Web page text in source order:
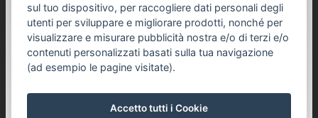
sul tuo dispositivo, per raccogliere dati personali degli
utenti per sviluppare e migliorare prodotti, nonché per
visualizzare e misurare pubblicità nostra e/o di terzi e/o
contenuti personalizzati basati sulla tua navigazione
(ad esempio le pagine visitate).
Accetto tutti i Cookie